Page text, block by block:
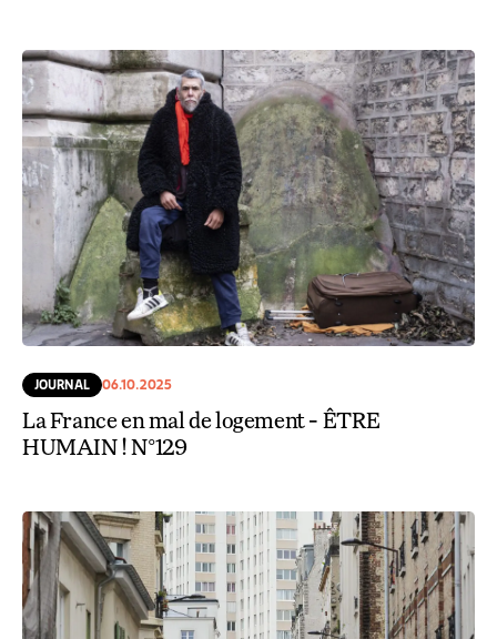
JOURNAL 06.10.2025
La France en mal de logement - ÊTRE
HUMAIN ! N°129